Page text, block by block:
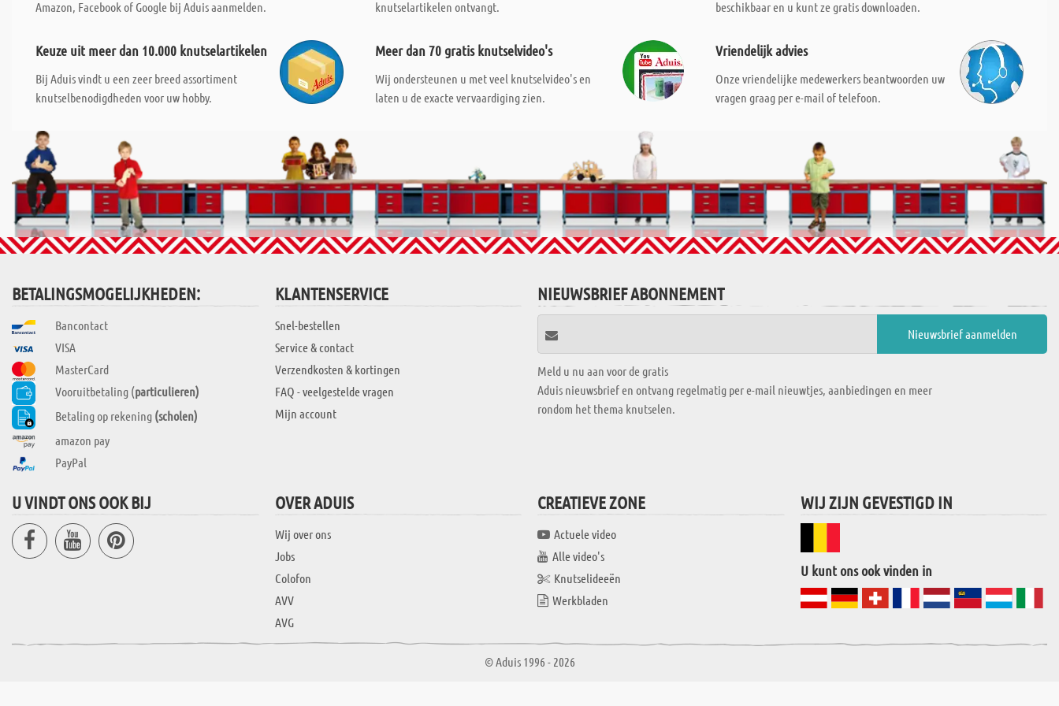
Amazon, Facebook of Google bij Aduis aanmelden. knutselartikelen ontvangt. beschikbaar en u kunt ze gratis downloaden.
Keuze uit meer dan 10.000 knutselartikelen
Bij Aduis vindt u een zeer breed assortiment
knutselbenodigdheden voor uw hobby.
Meer dan 70 gratis knutselvideo's
Wij ondersteunen u met veel knutselvideo's en
laten u de exacte vervaardiging zien.
Vriendelijk advies
Onze vriendelijke medewerkers beantwoorden uw
vragen graag per e-mail of telefoon.
BETALINGSMOGELIJKHEDEN:
Bancontact
VISA
MasterCard
Vooruitbetaling (particulieren)
Betaling op rekening (scholen)
amazon pay
PayPal
KLANTENSERVICE
Snel-bestellen
Service & contact
Verzendkosten & kortingen
FAQ - veelgestelde vragen
Mijn account
NIEUWSBRIEF ABONNEMENT
Meld u nu aan voor de gratis
Aduis nieuwsbrief en ontvang regelmatig per e-mail nieuwtjes, aanbiedingen en meer
rondom het thema knutselen.
U VINDT ONS OOK BIJ OVER ADUIS
Wij over ons
Jobs
Colofon
AVV
AVG
CREATIEVE ZONE
Actuele video
Alle video's
Knutselideeën
Werkbladen
WIJ ZIJN GEVESTIGD IN
U kunt ons ook vinden in
© Aduis 1996 - 2026